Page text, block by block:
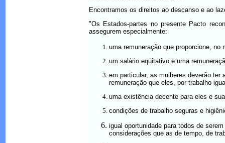
Encontramos os direitos ao descanso e ao
"Os Estados-partes no presente Pacto
assegurem especialmente:
uma remuneração que proporcione,
um salário eqüitativo e uma
em particular, as mulheres deverão ter
remuneração que eles, por trabalho
uma existência decente para eles e
condições de trabalho seguras e
igual oportunidade para todos de
considerações que as de tempo, de